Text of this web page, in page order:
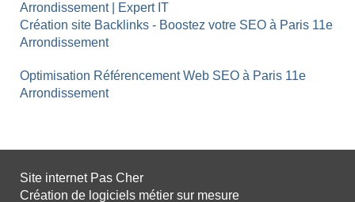
Arrondissement | Expert IT
Création site Backlinks - Boostez votre SEO à Paris 11e
Arrondissement
Optimisation Référencement Web SEO à Paris 11e
Arrondissement
Site internet Pas Cher
Création de logiciels métier sur mesure